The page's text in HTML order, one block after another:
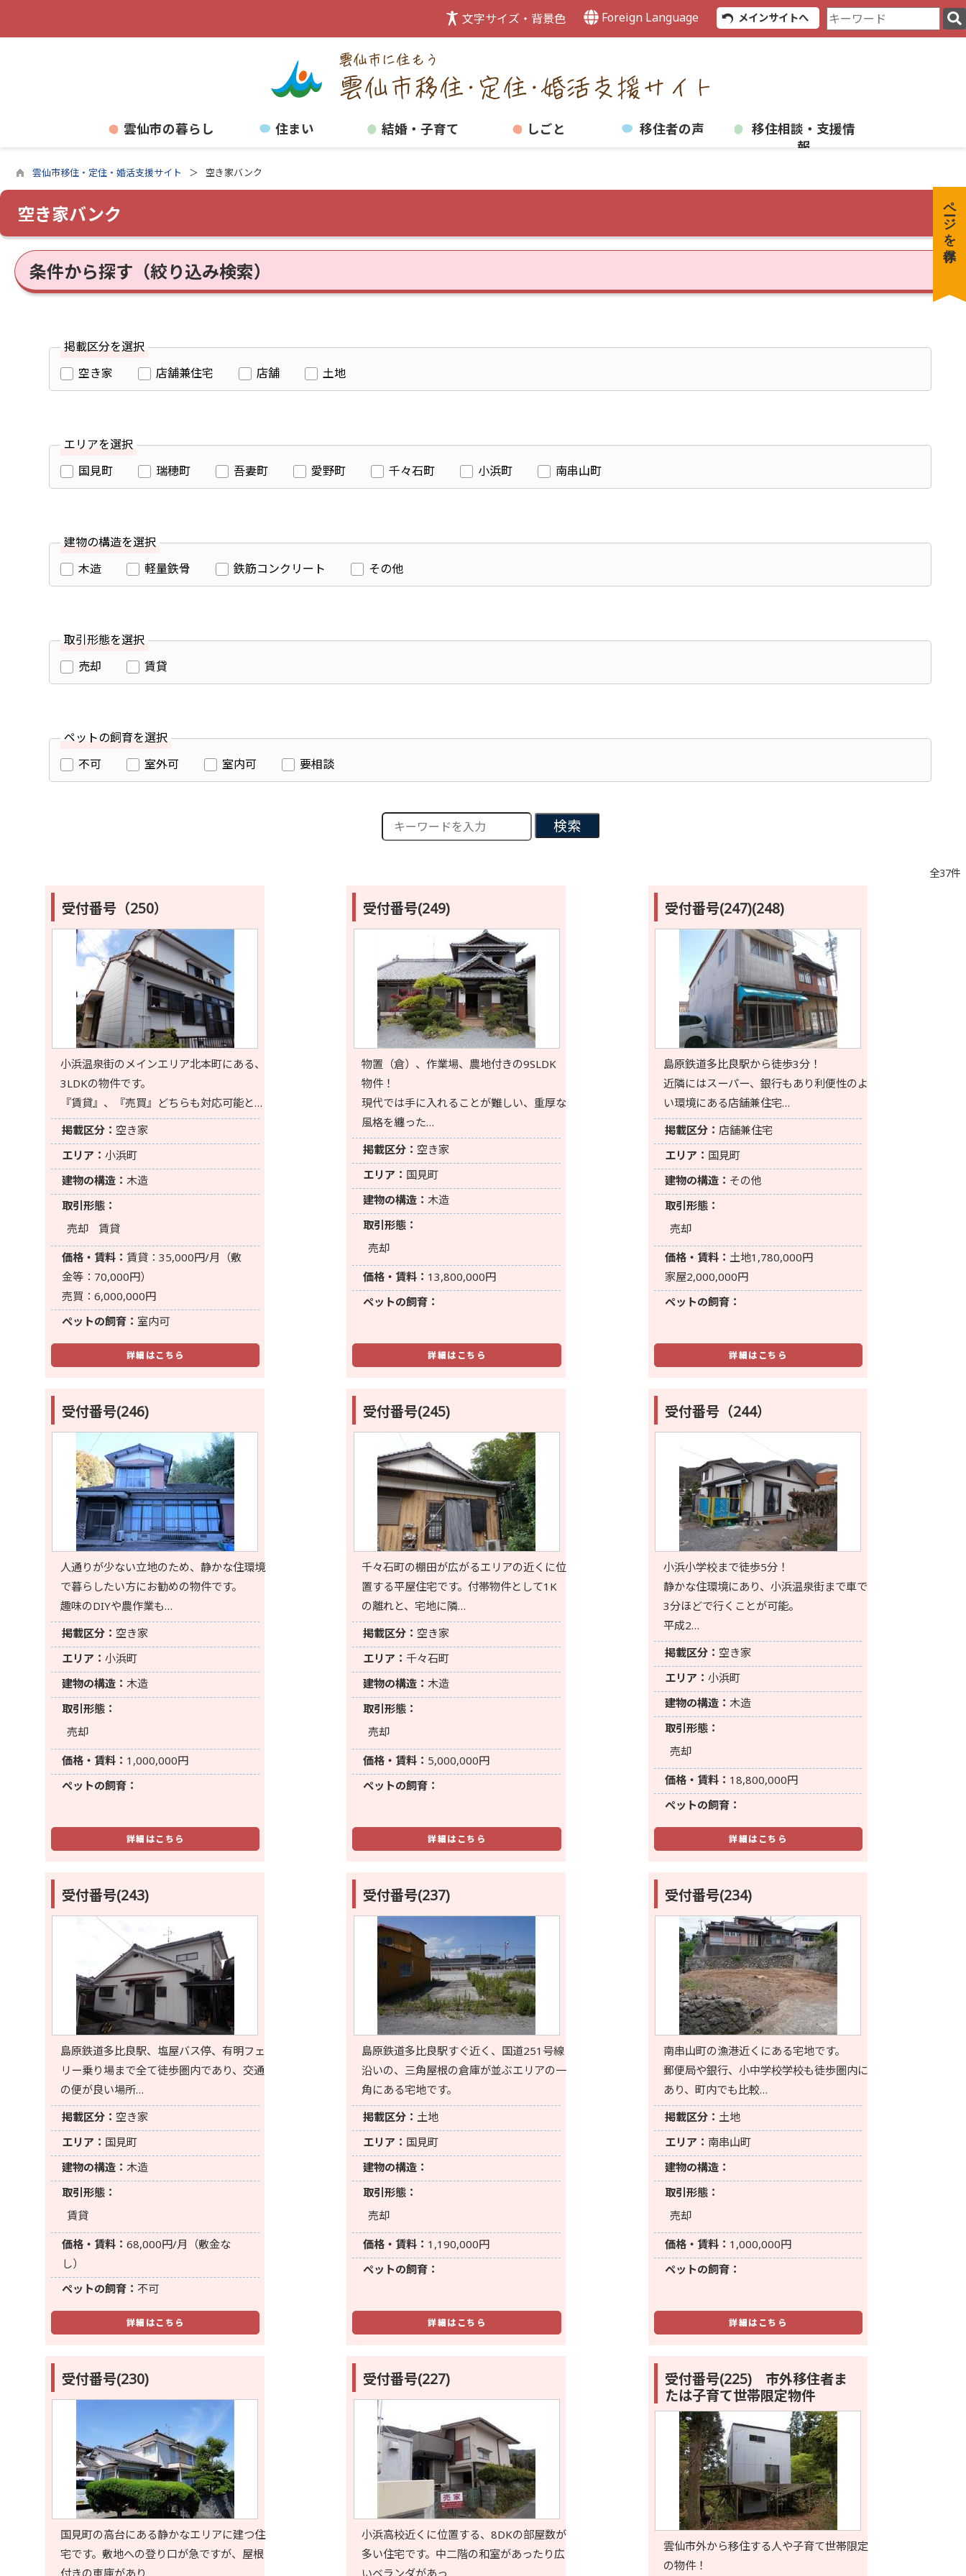
文字サイズ・背景色 Foreign Language メインサイトへ
検
索
雲仙市の暮らし 住まい 結婚・子育て しごと 移住者の声
移住相談・支援情
報
雲仙市移住・定住・婚活支援サイト 空き家バンク
空き家バンク
条件から探す（絞り込み検索）
掲載区分を選択
空き家
店舗兼住宅 店舗 土地
エリアを選択
国見町
瑞穂町 吾妻町 愛野町 千々石町 小浜町 南串山町
建物の構造を選択
木造
軽量鉄骨 鉄筋コンクリート その他
取引形態を選択
売却
賃貸
ペットの飼育を選択
不可
室外可 室内可 要相談
検索
全37件
受付番号（250）
小浜温泉街のメインエリア北本町にある、
3LDKの物件です。
『賃貸』、『売買』どちらも対応可能と…
掲載区分：空き家
エリア：小浜町
建物の構造：木造
取引形態：
売却
賃貸
価格・賃料：賃貸：35,000円/月（敷
金等：70,000円）
売買：6,000,000円
ペットの飼育： 室内可
詳細はこちら
受付番号(249)
物置（倉）、作業場、農地付きの9SLDK
物件！
現代では手に入れることが難しい、重厚な
風格を纏った…
掲載区分：空き家
エリア： 国見町
建物の構造：木造
取引形態：
売却
価格・賃料： 13,800,000円
ペットの飼育：
詳細はこちら
受付番号(247)(248)
島原鉄道多比良駅から徒歩3分！
近隣にはスーパー、銀行もあり利便性のよ
い環境にある店舗兼住宅…
掲載区分： 店舗兼住宅
エリア： 国見町
建物の構造： その他
取引形態：
売却
価格・賃料： 土地1,780,000円
家屋2,000,000円
ペットの飼育：
詳細はこちら
受付番号(246)
人通りが少ない立地のため、静かな住環境
で暮らしたい方にお勧めの物件です。
趣味のDIYや農作業も…
掲載区分：空き家
エリア：小浜町
建物の構造：木造
取引形態：
売却
価格・賃料： 1,000,000円
ペットの飼育：
詳細はこちら
受付番号(245)
千々石町の棚田が広がるエリアの近くに位
置する平屋住宅です。付帯物件として1K
の離れと、宅地に隣…
掲載区分：空き家
エリア：千々石町
建物の構造：木造
取引形態：
売却
価格・賃料： 5,000,000円
ペットの飼育：
詳細はこちら
受付番号（244）
小浜小学校まで徒歩5分！
静かな住環境にあり、小浜温泉街まで車で
3分ほどで行くことが可能。
平成2…
掲載区分： 空き家
エリア： 小浜町
建物の構造： 木造
取引形態：
売却
価格・賃料： 18,800,000円
ペットの飼育：
詳細はこちら
受付番号(243)
島原鉄道多比良駅、塩屋バス停、有明フェ
リー乗り場まで全て徒歩圏内であり、交通
の便が良い場所…
掲載区分：空き家
エリア： 国見町
建物の構造：木造
取引形態：
賃貸
価格・賃料：68,000円/月（敷金な
し）
ペットの飼育： 不可
詳細はこちら
受付番号(237)
島原鉄道多比良駅すぐ近く、国道251号線
沿いの、三角屋根の倉庫が並ぶエリアの一
角にある宅地です。
掲載区分：土地
エリア： 国見町
建物の構造：
取引形態：
売却
価格・賃料： 1,190,000円
ペットの飼育：
詳細はこちら
受付番号(234)
南串山町の漁港近くにある宅地です。
郵便局や銀行、小中学校学校も徒歩圏内に
あり、町内でも比較…
掲載区分： 土地
エリア： 南串山町
建物の構造：
取引形態：
売却
価格・賃料： 1,000,000円
ペットの飼育：
詳細はこちら
受付番号(230)
国見町の高台にある静かなエリアに建つ住
宅です。敷地への登り口が急ですが、屋根
付きの車庫があり…
受付番号(227)
小浜高校近くに位置する、8DKの部屋数が
多い住宅です。中二階の和室があったり広
いベランダがあっ…
受付番号(225) 市外移住者ま
たは子育て世帯限定物件
雲仙市外から移住する人や子育て世帯限定
の物件！
ページを保存